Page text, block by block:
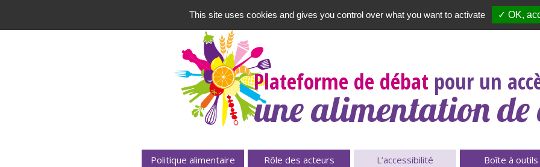
Plateforme de débat pour un
une alimentation
Politique alimentaire Rôle des acteurs L’accessibilité Boîte à outils
Newsletter| A propos
This site uses cookies and gives you control over what you want to activate ✓ OK,